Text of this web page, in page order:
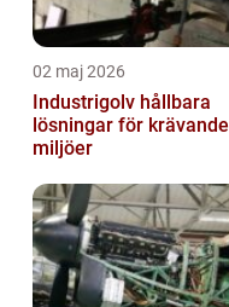
02 maj 2026
Industrigolv hållbara
lösningar för krävande
miljöer